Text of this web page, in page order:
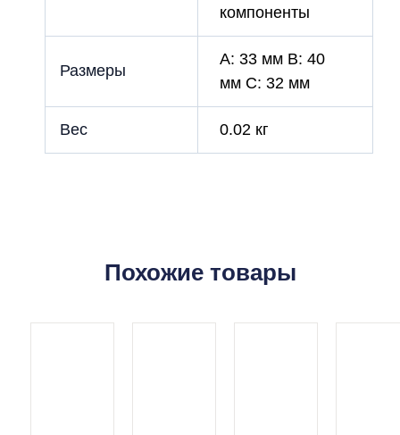
компоненты
Размеры
A: 33 мм B: 40
мм C: 32 мм
Вес 0.02 кг
Похожие товары